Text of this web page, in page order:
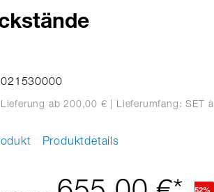
ab 200,00 € | Lieferumfang: SET
à
Produktdetails
52%